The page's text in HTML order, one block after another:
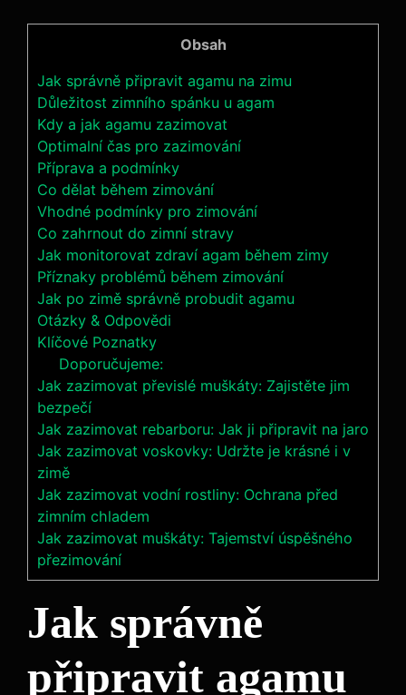
Obsah
Jak správně připravit agamu na zimu
Důležitost zimního spánku u agam
Kdy a jak agamu zazimovat
Optimalní čas pro zazimování
Příprava a podmínky
Co dělat během zimování
Vhodné podmínky pro zimování
Co zahrnout do zimní stravy
Jak monitorovat zdraví agam během zimy
Příznaky problémů během zimování
Jak po zimě správně probudit agamu
Otázky & Odpovědi
Klíčové Poznatky
Doporučujeme:
Jak zazimovat převislé muškáty: Zajistěte jim
bezpečí
Jak zazimovat rebarboru: Jak ji připravit na jaro
Jak zazimovat voskovky: Udržte je krásné i v
zimě
Jak zazimovat vodní rostliny: Ochrana před
zimním chladem
Jak zazimovat muškáty: Tajemství úspěšného
přezimování
Jak správně
připravit agamu